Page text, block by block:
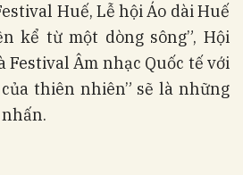
Huế, Lễ hội Áo dài Huế
kể từ một dòng sông”, Hội
Festival Âm nhạc Quốc tế với
thiên nhiên” sẽ là những